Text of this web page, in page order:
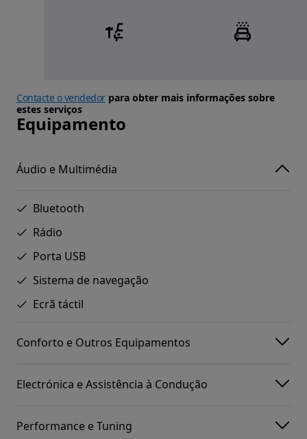
Contacte o vendedorpara obter mais informações sobre
estes serviços
Equipamento
Áudio e Multimédia
Bluetooth
Rádio
Porta USB
Sistema de navegação
Ecrã táctil
Conforto e Outros Equipamentos
Electrónica e Assistência à Condução
Performance e Tuning